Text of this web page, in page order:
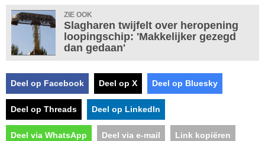
ZIE OOK
Slagharen twijfelt over heropening
loopingschip: 'Makkelijker gezegd
dan gedaan'
Deel op Facebook Deel op X Deel op Bluesky
Deel op Threads Deel op LinkedIn
Deel via WhatsApp Deel via e-mail Link kopiëren